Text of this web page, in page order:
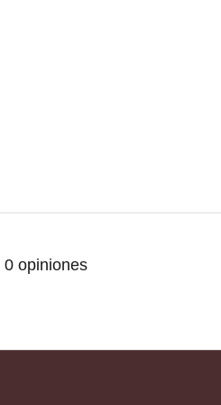
0 opiniones